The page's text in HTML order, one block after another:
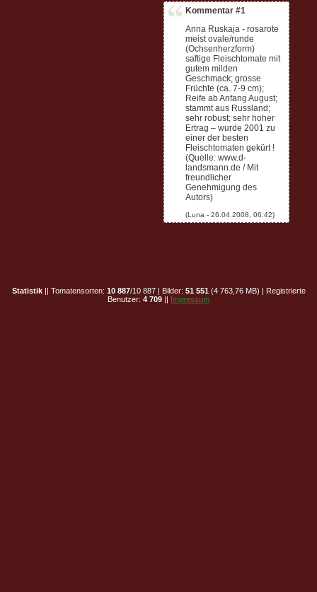
Kommentar #1
Anna Ruskaja - rosarote
meist ovale/runde
(Ochsenherzform)
saftige Fleischtomate mit
gutem milden
Geschmack; grosse
Früchte (ca. 7-9 cm);
Reife ab Anfang August;
stammt aus Russland;
sehr robust; sehr hoher
Ertrag – wurde 2001 zu
einer der besten
Fleischtomaten gekürt !
(Quelle: www.d-
landsmann.de / Mit
freundlicher
Genehmigung des
Autors)
Statistik|| Tomatensorten: 10 887/10 887 | Bilder: 51 551 (4 763,76 MB) | Registrierte
Benutzer: 4 709 || Impressum